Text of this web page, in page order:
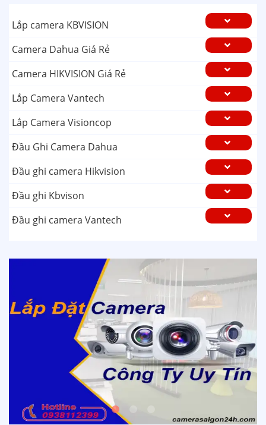
Lắp camera KBVISION
Camera Dahua Giá Rẻ
Camera HIKVISION Giá Rẻ
Lắp Camera Vantech
Lắp Camera Visioncop
Đầu Ghi Camera Dahua
Đầu ghi camera Hikvision
Đầu ghi Kbvison
Đầu ghi camera Vantech